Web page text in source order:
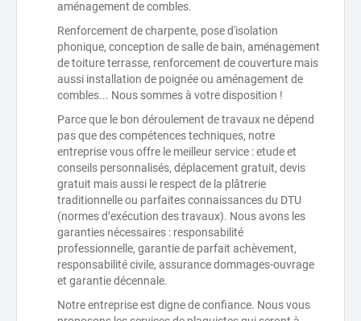
aménagement de combles.
Renforcement de charpente, pose d'isolation
phonique, conception de salle de bain, aménagement
de toiture terrasse, renforcement de couverture mais
aussi installation de poignée ou aménagement de
combles... Nous sommes à votre disposition !
Parce que le bon déroulement de travaux ne dépend
pas que des compétences techniques, notre
entreprise vous offre le meilleur service : etude et
conseils personnalisés, déplacement gratuit, devis
gratuit mais aussi le respect de la plâtrerie
traditionnelle ou parfaites connaissances du DTU
(normes d’exécution des travaux). Nous avons les
garanties nécessaires : responsabilité
professionnelle, garantie de parfait achèvement,
responsabilité civile, assurance dommages-ouvrage
et garantie décennale.
Notre entreprise est digne de confiance. Nous vous